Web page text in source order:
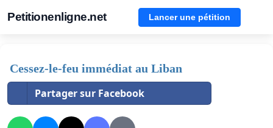
Petitionenligne.net Lancer une pétition
Cessez-le-feu immédiat au Liban
Partager sur Facebook